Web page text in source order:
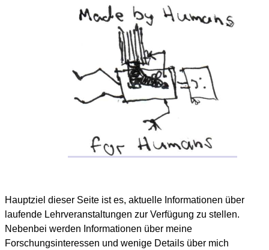
Hauptziel dieser Seite ist es, aktuelle Informationen über
laufende Lehrveranstaltungen zur Verfügung zu stellen.
Nebenbei werden Informationen über meine
Forschungsinteressen und wenige Details über mich